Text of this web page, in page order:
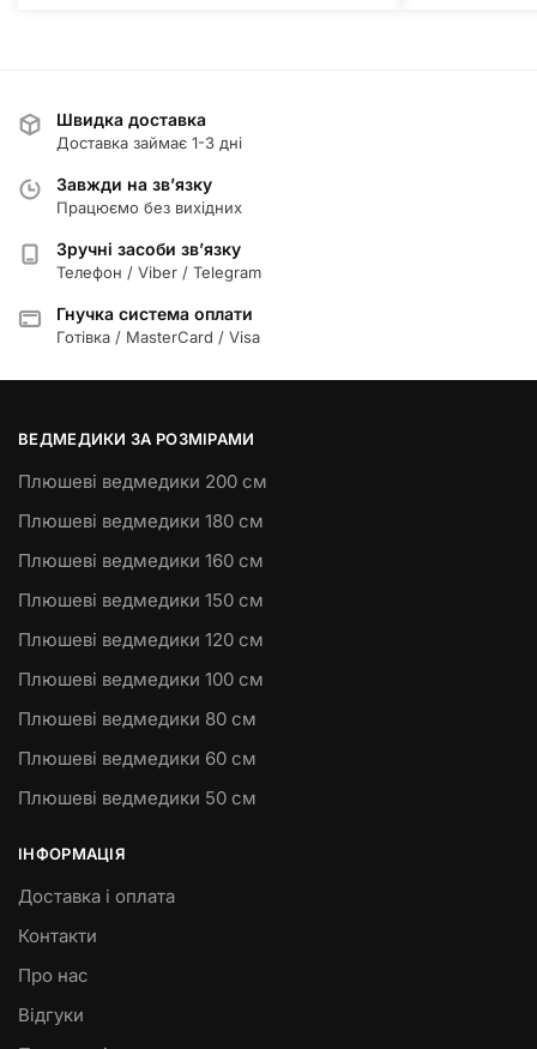
Швидка доставка
Доставка займає 1-3 дні
Завжди на зв’язку
Працюємо без вихідних
Зручні засоби зв’язку
Телефон / Viber / Telegram
Гнучка система оплати
Готівка / MasterCard / Visa
ВЕДМЕДИКИ ЗА РОЗМІРАМИ
Плюшеві ведмедики 200 см
Плюшеві ведмедики 180 см
Плюшеві ведмедики 160 см
Плюшеві ведмедики 150 см
Плюшеві ведмедики 120 см
Плюшеві ведмедики 100 см
Плюшеві ведмедики 80 см
Плюшеві ведмедики 60 см
Плюшеві ведмедики 50 см
ІНФОРМАЦІЯ
Доставка і оплата
Контакти
Про нас
Відгуки